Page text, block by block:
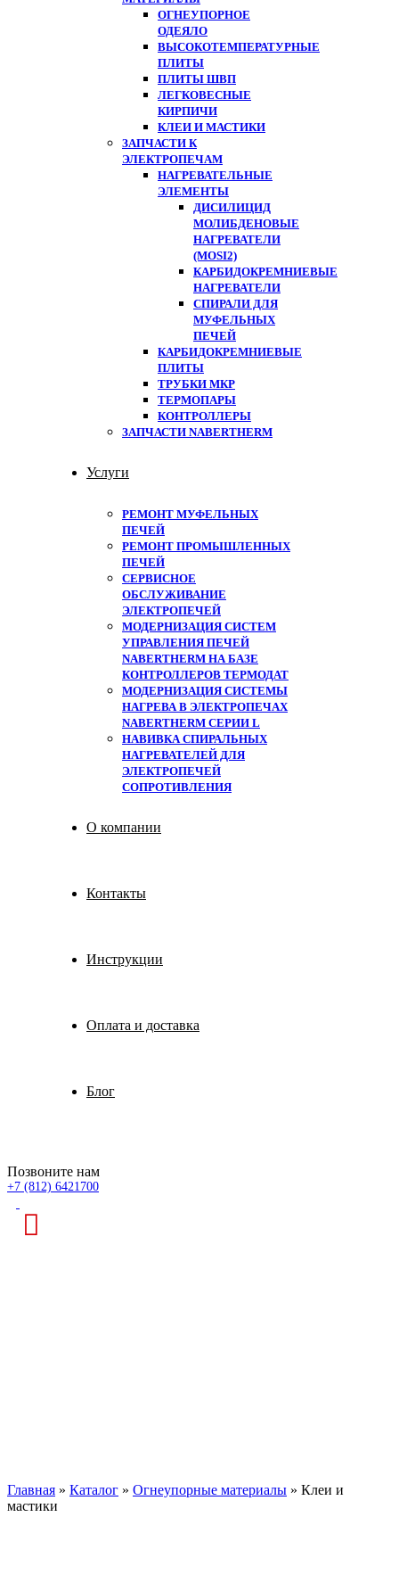
ОГНЕУПОРНОЕ
ОДЕЯЛО
ВЫСОКОТЕМПЕРАТУРНЫЕ
ПЛИТЫ
ПЛИТЫ ШВП
ЛЕГКОВЕСНЫЕ
КИРПИЧИ
КЛЕИ И МАСТИКИ
ЗАПЧАСТИ К
ЭЛЕКТРОПЕЧАМ
НАГРЕВАТЕЛЬНЫЕ
ЭЛЕМЕНТЫ
ДИСИЛИЦИД
МОЛИБДЕНОВЫЕ
НАГРЕВАТЕЛИ
(MOSI2)
КАРБИДОКРЕМНИЕВЫЕ
НАГРЕВАТЕЛИ
СПИРАЛИ ДЛЯ
МУФЕЛЬНЫХ
ПЕЧЕЙ
КАРБИДОКРЕМНИЕВЫЕ
ПЛИТЫ
ТРУБКИ МКР
ТЕРМОПАРЫ
КОНТРОЛЛЕРЫ
ЗАПЧАСТИ NABERTHERM
Услуги
РЕМОНТ МУФЕЛЬНЫХ
ПЕЧЕЙ
РЕМОНТ ПРОМЫШЛЕННЫХ
ПЕЧЕЙ
СЕРВИСНОЕ
ОБСЛУЖИВАНИЕ
ЭЛЕКТРОПЕЧЕЙ
МОДЕРНИЗАЦИЯ СИСТЕМ
УПРАВЛЕНИЯ ПЕЧЕЙ
NABERTHERM НА БАЗЕ
КОНТРОЛЛЕРОВ ТЕРМОДАТ
МОДЕРНИЗАЦИЯ СИСТЕМЫ
НАГРЕВА В ЭЛЕКТРОПЕЧАХ
NABERTHERM СЕРИИ L
НАВИВКА СПИРАЛЬНЫХ
НАГРЕВАТЕЛЕЙ ДЛЯ
ЭЛЕКТРОПЕЧЕЙ
СОПРОТИВЛЕНИЯ
О компании
Контакты
Инструкции
Оплата и доставка
Блог
Позвоните нам
+7 (812) 6421700
Главная » Каталог » Огнеупорные материалы » Клеи и
мастики